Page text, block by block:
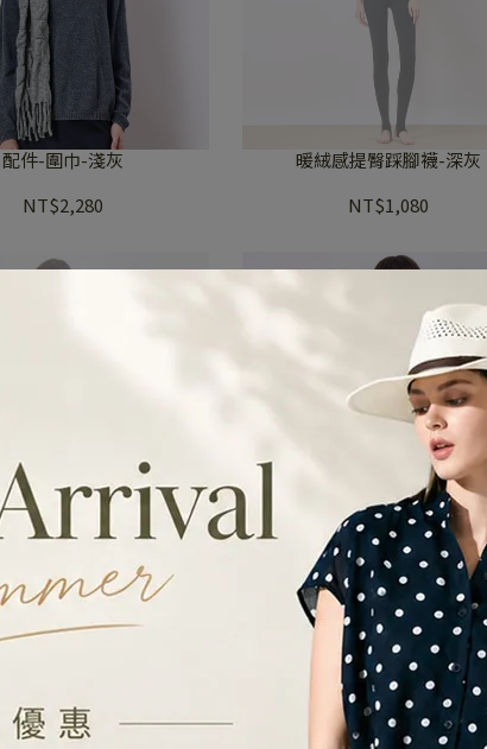
配件-圍巾-淺灰
NT$2,280
暖絨感提臀踩腳襪-深灰
NT$1,080
NT$1,080
開斯米爾羊毛圍巾-米
NT$2,980